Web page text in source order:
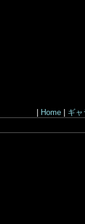
ギ
Home